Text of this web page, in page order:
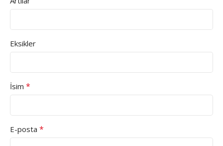
Eksikler
İsim *
E-posta *